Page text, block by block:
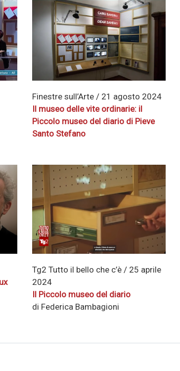
Finestre sull’Arte / 21 agosto 2024
Il museo delle vite ordinarie: il
Piccolo museo del diario di Pieve
Santo Stefano
Tg2 Tutto il bello che c’è / 25 aprile
2024
Il Piccolo museo del diario
di Federica Bambagioni